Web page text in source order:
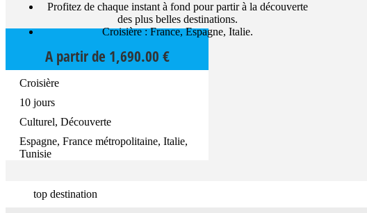
Profitez de chaque instant à fond pour partir à la découverte
des plus belles destinations.
Croisière : France, Espagne, Italie.
A partir de 1,690.00 €
Croisière
10 jours
Culturel, Découverte
Espagne, France métropolitaine, Italie,
Tunisie
top destination